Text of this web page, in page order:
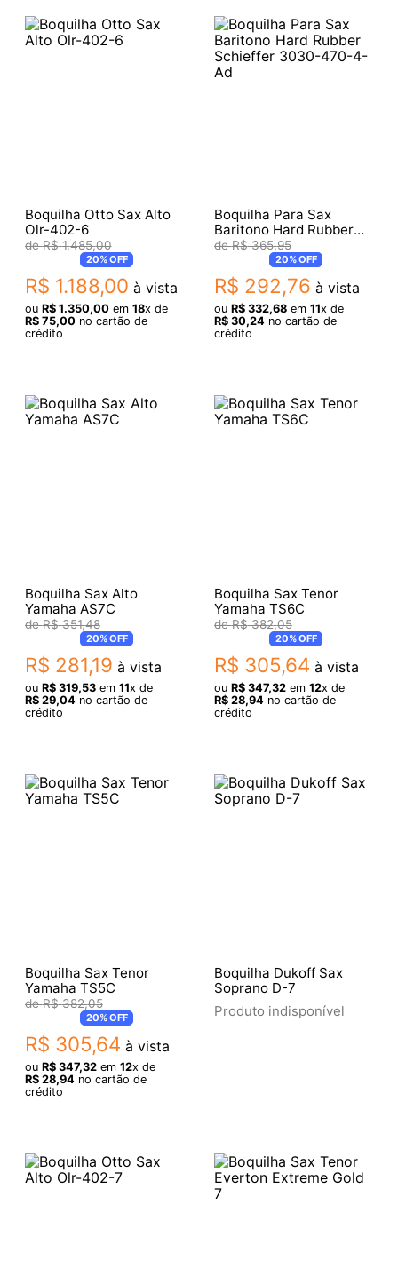
Boquilha Otto Sax Alto
Olr-402-6
R$ 1.485,00
20%OFF
R$ 1.188,00 à vista
ou R$ 1.350,00em 18x de
R$ 75,00no cartão de
crédito
Boquilha Para Sax
Baritono Hard Rubber
Schieffer 3030-470-4-
R$ 365,95
20%OFF
R$ 292,76 à vista
ou R$ 332,68em 11x de
R$ 30,24no cartão de
crédito
Boquilha Sax Alto
Yamaha AS7C
R$ 351,48
20%OFF
R$ 281,19 à vista
ou R$ 319,53em 11x de
R$ 29,04no cartão de
crédito
Boquilha Sax Tenor
Yamaha TS6C
R$ 382,05
20%OFF
R$ 305,64 à vista
ou R$ 347,32em 12x de
R$ 28,94no cartão de
crédito
Boquilha Sax Tenor
Yamaha TS5C
R$ 382,05
20%OFF
R$ 305,64 à vista
ou R$ 347,32em 12x de
R$ 28,94no cartão de
crédito
Boquilha Dukoff Sax
Soprano D-7
Produto indisponível